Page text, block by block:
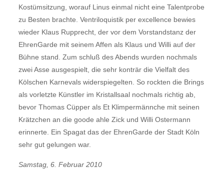
Kostümsitzung, worauf Linus einmal nicht eine Talentprobe
zu Besten brachte. Ventriloquistik per excellence bewies
wieder Klaus Rupprecht, der vor dem Vorstandstanz der
EhrenGarde mit seinem Affen als Klaus und Willi auf der
Bühne stand. Zum schluß des Abends wurden nochmals
zwei Asse ausgespielt, die sehr konträr die Vielfalt des
Kölschen Karnevals widerspiegelten. So rockten die Brings
als vorletzte Künstler im Kristallsaal nochmals richtig ab,
bevor Thomas Cüpper als Et Klimpermännche mit seinen
Krätzchen an die goode ahle Zick und Willi Ostermann
erinnerte. Ein Spagat das der EhrenGarde der Stadt Köln
sehr gut gelungen war.
Samstag, 6. Februar 2010